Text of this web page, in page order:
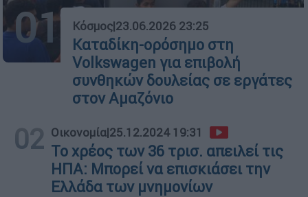
01 Κόσμος|23.06.2026 23:25
Καταδίκη-ορόσημο στη
Volkswagen για επιβολή
συνθηκών δουλείας σε εργάτες
στον Αμαζόνιο
02 Οικονομία|25.12.2024 19:31
Το χρέος των 36 τρισ. απειλεί τις
ΗΠΑ: Μπορεί να επισκιάσει την
Ελλάδα των μνημονίων